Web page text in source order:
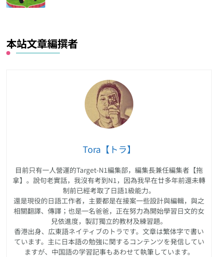
本站文章編撰者
Tora【トラ】
目前只有一人營運的Target-N1編集部，編集長兼任編集者【拖
拿】。說句老實話，我沒有考到N1，因為我早在廿多年前還未轉
制前已經考取了日語1級能力。
還是現役的日語工作者，主要都是在接案一些設計與編輯，與之
相關翻譯、傳譯；也是一名爸爸，正在努力為開始學習日文的女
兒依進度，製訂獨立的教材及練習題。
香港出身、広東語ネイティブのトラです。文章は繁体字で書い
ています。主に日本語の勉強に関するコンテンツを発信してい
ますが、中国語の学習記事もあわせて執筆しています。